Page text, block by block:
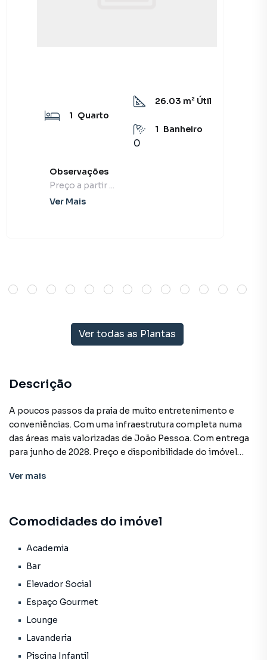
1 Quarto
26.03 m² Útil
1 Banheiro
0
Observações
Preço a partir ...
Ver Mais
Ver todas as Plantas
Descrição
A poucos passos da praia de muito entretenimento e
conveniências. Com uma infraestrutura completa numa
das áreas mais valorizadas de João Pessoa. Com entrega
para junho de 2028. Preço e disponibilidade do imóvel
• Bar
• Espaço gourmet
• Lavanderia
• Market
• Pet place
• Piscina adulto
• Portaria
Ver mais
Comodidades do imóvel
Academia
Bar
Elevador Social
Espaço Gourmet
Lounge
Lavanderia
Piscina Infantil